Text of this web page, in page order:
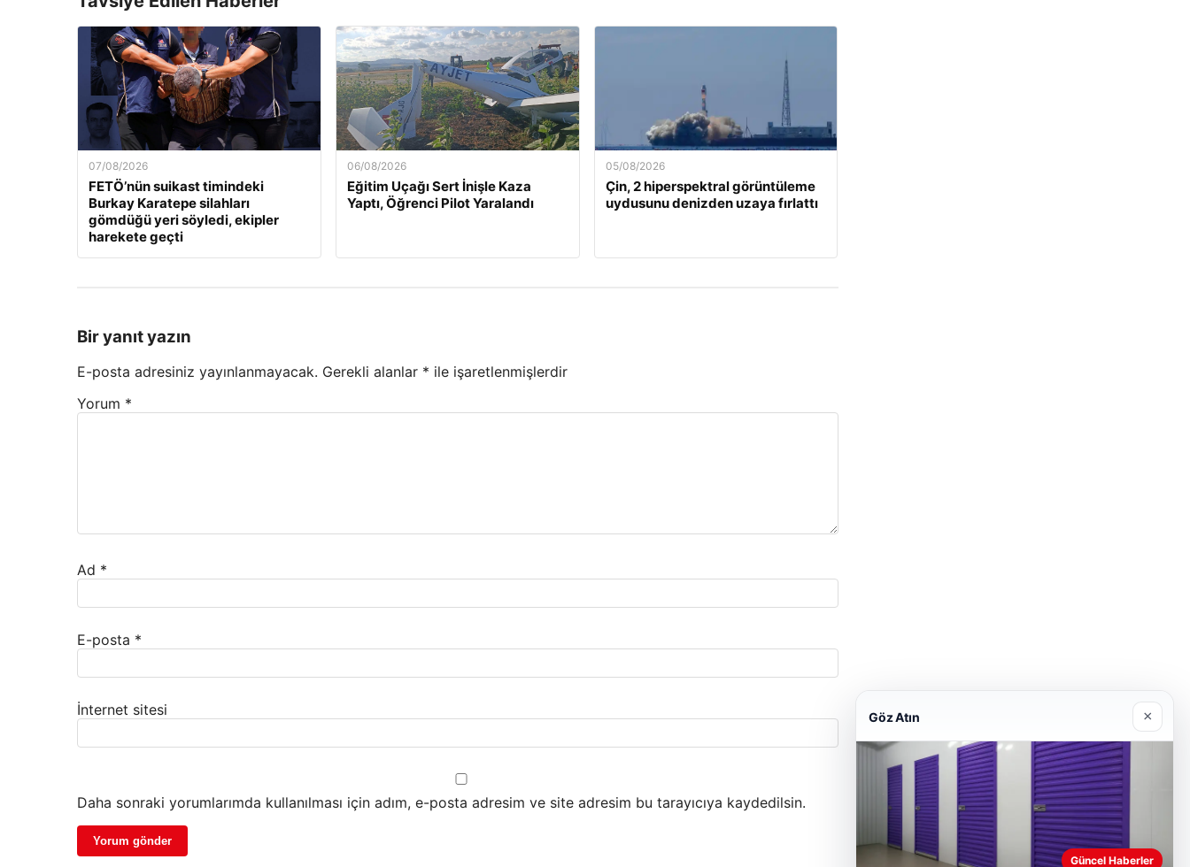
07/08/2026
FETÖ’nün suikast timindeki
Burkay Karatepe silahları
gömdüğü yeri söyledi, ekipler
harekete geçti
06/08/2026
Eğitim Uçağı Sert İnişle Kaza
Yaptı, Öğrenci Pilot Yaralandı
05/08/2026
Çin, 2 hiperspektral görüntüleme
uydusunu denizden uzaya fırlattı
Bir yanıt yazın
E-posta adresiniz yayınlanmayacak. Gerekli alanlar * ile işaretlenmişlerdir
Yorum *
Ad *
E-posta *
İnternet sitesi
Daha sonraki yorumlarımda kullanılması için adım, e-posta adresim ve site adresim bu tarayıcıya kaydedilsin.
Göz Atın ×
Güncel Haberler